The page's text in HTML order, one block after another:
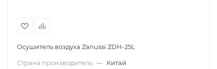
Осушитель воздуха Zanussi ZDH-25L
Страна производитель — Китай